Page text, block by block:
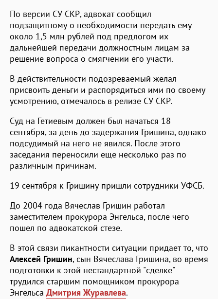
По версии СУ СКР, адвокат сообщил
подзащитному о необходимости передать ему
около 1,5 млн рублей под предлогом их
дальнейшей передачи должностным лицам за
решение вопроса о смягчении его участи.
В действительности подозреваемый желал
присвоить деньги и распорядиться ими по своему
усмотрению, отмечалось в релизе СУ СКР.
Суд на Гетиевым должен был начаться 18
сентября, за день до задержания Гришина, однако
подсудимый на него не явился. После этого
заседания переносили еще несколько раз по
различным причинам.
19 сентября к Гришину пришли сотрудники УФСБ.
До 2004 года Вячеслав Гришин работал
заместителем прокурора Энгельса, после чего
пошел по адвокатской стезе.
В этой связи пикантности ситуации придает то, что
Алексей Гришин, сын Вячеслава Гришина, во время
подготовки к этой нестандартной "сделке"
трудился старшим помощником прокурора
Энгельса Дмитрия Журавлева.